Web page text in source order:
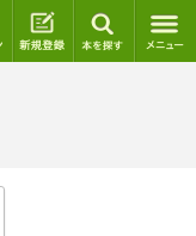
ログイン 新規登録